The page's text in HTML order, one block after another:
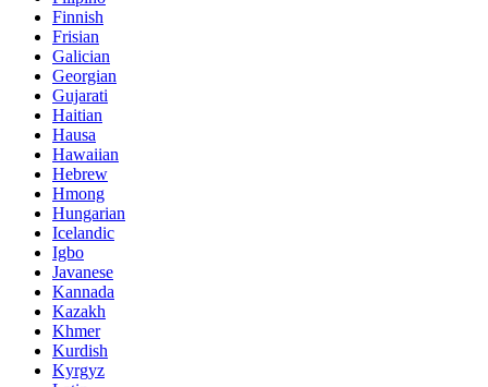
Finnish
Frisian
Galician
Georgian
Gujarati
Haitian
Hausa
Hawaiian
Hebrew
Hmong
Hungarian
Icelandic
Igbo
Javanese
Kannada
Kazakh
Khmer
Kurdish
Kyrgyz